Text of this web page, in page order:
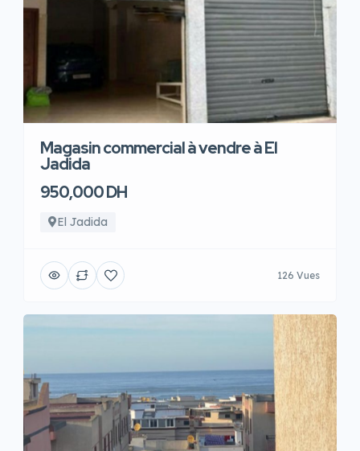
Magasin commercial à vendre à El
Jadida
950,000 DH
El Jadida
126 Vues